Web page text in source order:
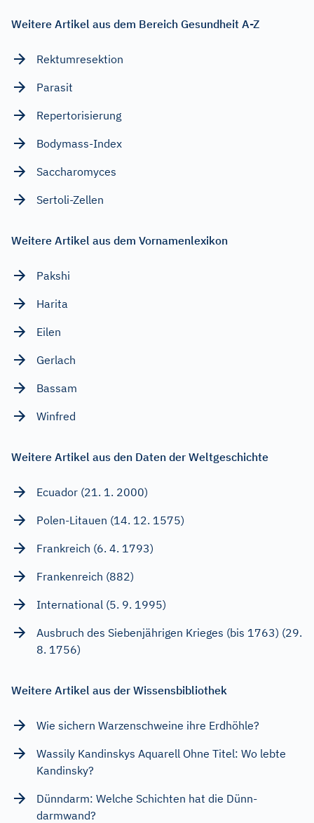
Weitere Artikel aus dem Bereich Gesundheit A-Z
Rektumresektion
Parasit
Repertorisierung
Bodymass-Index
Saccharomyces
Sertoli-Zellen
Weitere Artikel aus dem Vornamenlexikon
Pakshi
Harita
Eilen
Gerlach
Bassam
Winfred
Weitere Artikel aus den Daten der Weltgeschichte
Ecuador (21. 1. 2000)
Polen-Litauen (14. 12. 1575)
Frankreich (6. 4. 1793)
Frankenreich (882)
International (5. 9. 1995)
Ausbruch des Siebenjährigen Krieges (bis 1763) (29.
8. 1756)
Weitere Artikel aus der Wissensbibliothek
Wie sichern Warzenschweine ihre Erdhöhle?
Wassily Kandinskys Aquarell Ohne Titel: Wo lebte
Kandinsky?
Dünndarm: Welche Schichten hat die Dünn-
darmwand?